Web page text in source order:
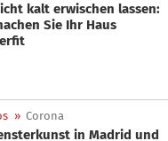
Sie Ihr Haus
» Corona